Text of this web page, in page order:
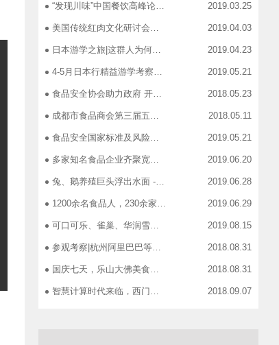
“发现川味”中国餐饮高峰论坛在蓉举办 2019.03.25
美国传统红肉文化研讨会在蓉召开 2019.04.03
日本游学之旅|这群人为何引得7-11总部5大高管集团出动 2019.04.23
4-5月日本行精益游学考察，探访标杆企业、解析成功密码 2019.05.21
食品安全协会助力政府 开展生产环节、流通环节、餐饮环节培训会 2018.05.23
成都市食品商会第三届五次常务理事会召开 2018.05.11
食品安全国家标准及风险管控培训——新都站、广汉站、简阳站 2019.05.21
多家知名食品企业齐聚宽窄巷子，助力“2019食品安全宣传周” 2019.06.20
兔、鹅养殖巨头浮出水面 ----新疆昆仑绿源亮相成都餐饮供应链展 引领绿色食材新高度 2019.06.28
1200余名食品人，230余家特色食品企业，50余家新零售平台齐聚成都“搞事情”！ 2019.06.29
可口可乐、雀巢、华润雪花、旺旺、百威、青岛啤酒，销售过亿的经销商等齐聚上海，只为2019中国快消品大会！ 2019.08.15
参观考察|杭州阿里巴巴等电商平台深度对接，仅剩3个名额！ 2018.08.31
国庆七天，乐山大佛美食展，卖到断货你怕了吗？ 2018.08.31
智慧计算时代来临，西门子助力传统产业数字化转型升级！ 2018.09.07